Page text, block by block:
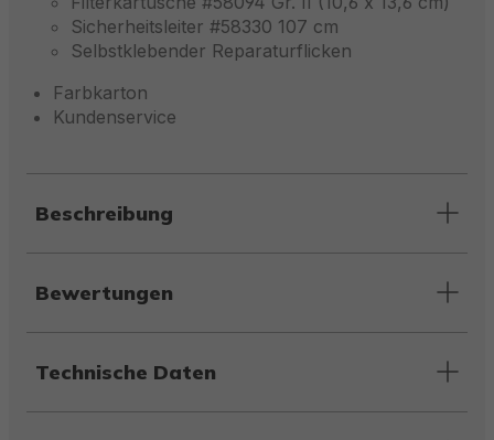
Sicherheitsleiter #58330 107 cm
Selbstklebender Reparaturflicken
Farbkarton
Kundenservice
Beschreibung
Bewertungen
Technische Daten